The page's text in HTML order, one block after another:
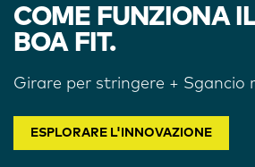
COME FUNZIONA
BOA FIT.
Girare per stringere + Sgancio
ESPLORARE L'INNOVAZIONE